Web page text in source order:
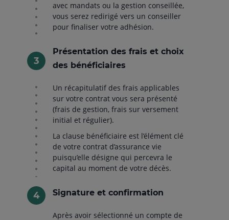
avec mandats ou la gestion conseillée,
vous serez redirigé vers un conseiller
pour finaliser votre adhésion.
Présentation des frais et choix
des bénéficiaires
Un récapitulatif des frais applicables
sur votre contrat vous sera présenté
(frais de gestion, frais sur versement
initial et régulier).
La clause bénéficiaire est l’élément clé
de votre contrat d’assurance vie
puisqu’elle désigne qui percevra le
capital au moment de votre décès.
Signature et confirmation
Après avoir sélectionné un compte de